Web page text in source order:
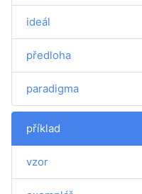
ideál
předloha
paradigma
příklad
vzor